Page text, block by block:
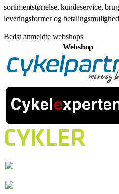
sortimentstørrelse, kundeservice,
leveringsformer og
Bedst anmeldte webshops
Webshop